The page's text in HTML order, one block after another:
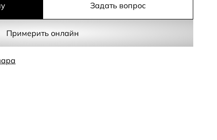
линию плеч и шеи, добавляя образу
брюками, кюлотами, юбкой-миди или джинсами.
с добавлением эластана обеспечивает
мнется, сохраняет форму и приятно тянется,
Задать вопрос
Примерить онлайн